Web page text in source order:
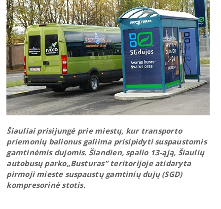
Šiauliai prisijungė prie miestų, kur transporto
priemonių balionus galiima prisipidyti suspaustomis
gamtinėmis dujomis. Šiandien, spalio 13-ąją, Šiaulių
autobusų parko„Busturas” teritorijoje atidaryta
pirmoji mieste suspaustų gamtinių dujų (SGD)
kompresorinė stotis.